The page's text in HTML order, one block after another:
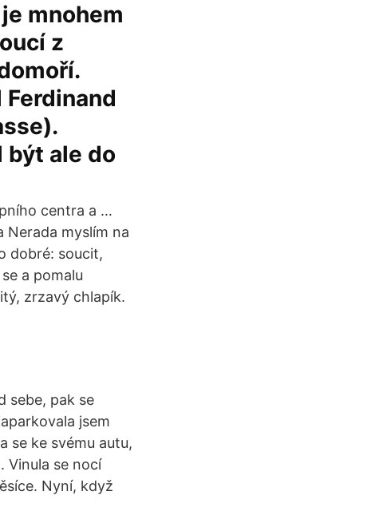
mnohem
z
být ale do
centra a …
Nerada myslím na
dobré: soucit,
a pomalu
zrzavý chlapík.
sebe, pak se
jsem
se ke svému autu,
Vinula se nocí
Nyní, když